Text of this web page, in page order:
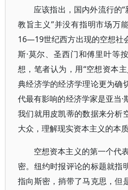
应该指出，国内外流行的
教旨主义”并没有指明市场万
16—19世纪西方出现的空想社
斯·莫尔、圣西门和傅里叶等
想，笔者认为，用“空想资本
典经济学的经济学理论更为确
代最有影响的经济学家是亚当·
我们就用皮凯蒂的数据来分析
大众，理解现实资本主义的本质
空想资本主义的第一个代
密。纽约时报评论的标题就指
指向斯密，捎带了马克思，但